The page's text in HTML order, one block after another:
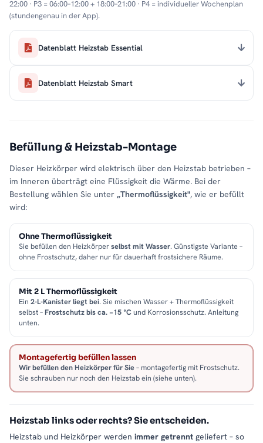
22:00 · P3 = 06:00–12:00 + 18:00–21:00 · P4 = individueller Wochenplan
(stundengenau in der App).
Datenblatt Heizstab Essential
Datenblatt Heizstab Smart
Befüllung & Heizstab-Montage
Dieser Heizkörper wird elektrisch über den Heizstab betrieben –
im Inneren überträgt eine Flüssigkeit die Wärme. Bei der
Bestellung wählen Sie unter „Thermoflüssigkeit", wie er befüllt
wird:
Ohne Thermoflüssigkeit
Sie befüllen den Heizkörperselbst mit Wasser. Günstigste Variante –
ohne Frostschutz, daher nur für dauerhaft frostsichere Räume.
Mit 2 L Thermoflüssigkeit
Ein 2-L-Kanister liegt bei. Sie mischen Wasser + Thermoflüssigkeit
selbst –Frostschutz bis ca. −15 °Cund Korrosionsschutz. Anleitung
unten.
Montagefertig befüllen lassen
Wir befüllen den Heizkörper für Sie– montagefertig mit Frostschutz.
Sie schrauben nur noch den Heizstab ein (siehe unten).
Heizstab links oder rechts? Sie entscheiden.
Heizstab und Heizkörper werden immer getrennt geliefert – so